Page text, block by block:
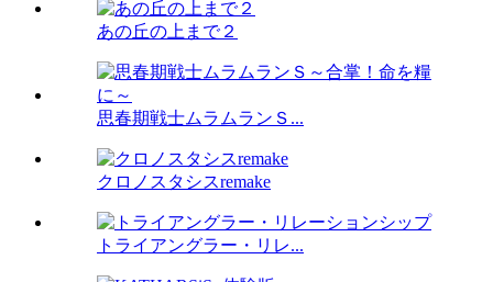
あの丘の上まで２
思春期戦士ムラムランＳ...
クロノスタシスremake
トライアングラー・リレ...